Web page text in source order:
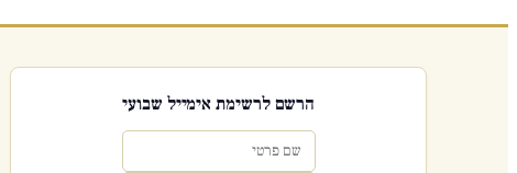
הרשם לרשימת אימייל שבועי